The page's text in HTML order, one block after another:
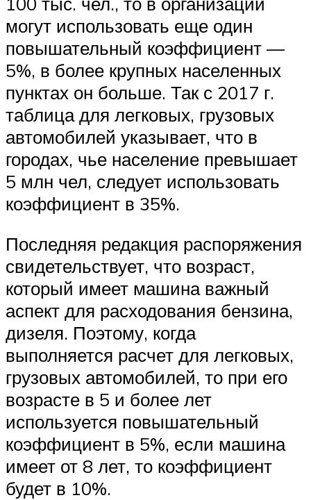
могут использовать еще один
повышательный коэффициент —
5%, в более крупных населенных
пунктах он больше. Так с 2017 г.
таблица для легковых, грузовых
автомобилей указывает, что в
городах, чье население превышает
5 млн чел, следует использовать
коэффициент в 35%.
Последняя редакция распоряжения
свидетельствует, что возраст,
который имеет машина важный
аспект для расходования бензина,
дизеля. Поэтому, когда
выполняется расчет для легковых,
грузовых автомобилей, то при его
возрасте в 5 и более лет
используется повышательный
коэффициент в 5%, если машина
имеет от 8 лет, то коэффициент
будет в 10%.